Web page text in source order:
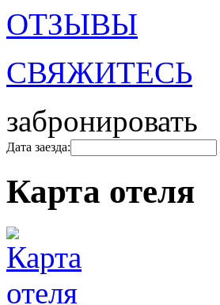
ОТЗЫВЫ
СВЯЖИТЕСЬ
забронировать
Дата заезда:
Карта отеля